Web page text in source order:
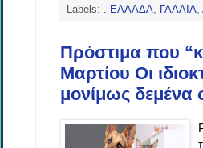
Labels:
. ΕΛΛΑΔΑ ΓΑΛΛΙΑ
Πρόστιμα που
Μαρτίου Οι
μονίμως δεμένα